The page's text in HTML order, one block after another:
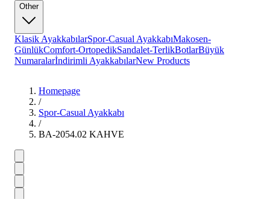
Other
Klasik AyakkabılarSpor-Casual AyakkabıMakosen-
GünlükComfort-OrtopedikSandalet-TerlikBotlarBüyük
Numaralarİndirimli AyakkabılarNew Products
Homepage
/
Spor-Casual Ayakkabı
/
BA-2054.02 KAHVE